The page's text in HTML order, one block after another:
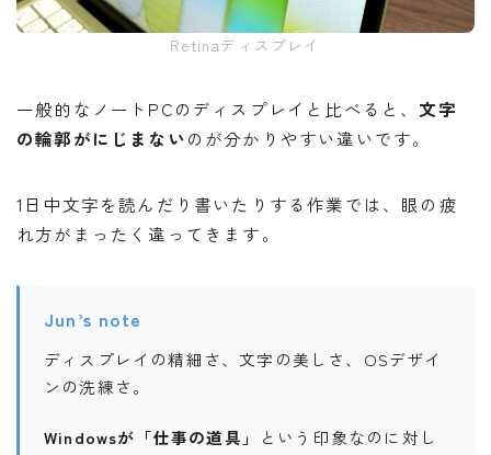
Retinaディスプレイ
一般的なノートPCのディスプレイと比べると、 文字
の輪郭がにじまないのが分かりやすい違いです。
1日中文字を読んだり書いたりする作業では、眼の疲
れ方がまったく違ってきます。
Jun’s note
ディスプレイの精細さ、文字の美しさ、OSデザイ
ンの洗練さ。
Windowsが「仕事の道具」
という印象なのに対し